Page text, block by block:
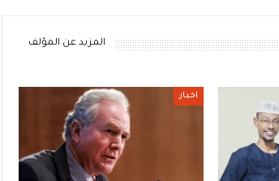
المزيد عن المؤلف
اخبار